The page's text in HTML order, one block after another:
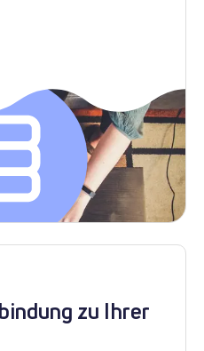
zu Ihrer